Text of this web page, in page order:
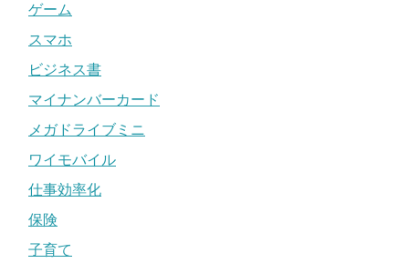
ゲーム
スマホ
ビジネス書
マイナンバーカード
メガドライブミニ
ワイモバイル
仕事効率化
保険
子育て